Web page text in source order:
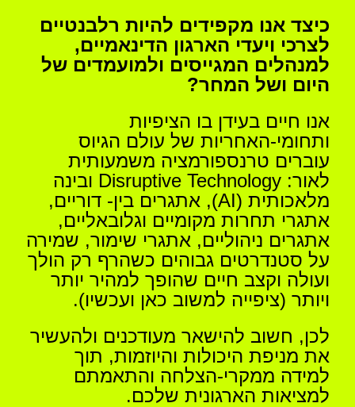
כיצד אנו מקפידים להיות רלבנטיים
לצרכי ויעדי הארגון הדינאמיים,
למנהלים המגייסים ולמועמדים של
היום ושל המחר?
אנו חיים בעידן בו הציפיות
ותחומי-האחריות של עולם הגיוס
עוברים טרנספורמציה משמעותית
לאור: Disruptive Technology ובינה
מלאכותית (AI), אתגרים בין- דוריים,
אתגרי תחרות מקומיים וגלובאליים,
אתגרים ניהוליים, אתגרי שימור, שמירה
על סטנדרטים גבוהים כשהרף רק הולך
ועולה וקצב חיים שהופך למהיר יותר
ויותר (ציפייה למשוב כאן ועכשיו).
לכן, חשוב להישאר מעודכנים ולהעשיר
את מניפת היכולות והיוזמות, תוך
למידה ממקרי-הצלחה והתאמתם
למציאות הארגונית שלכם.